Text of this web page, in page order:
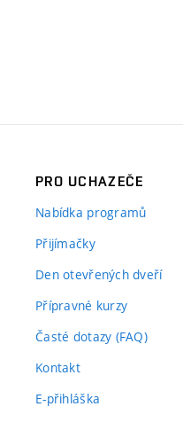
PRO UCHAZEČE
Nabídka programů
Přijímačky
Den otevřených dveří
Přípravné kurzy
Časté dotazy (FAQ)
Kontakt
E-přihláška